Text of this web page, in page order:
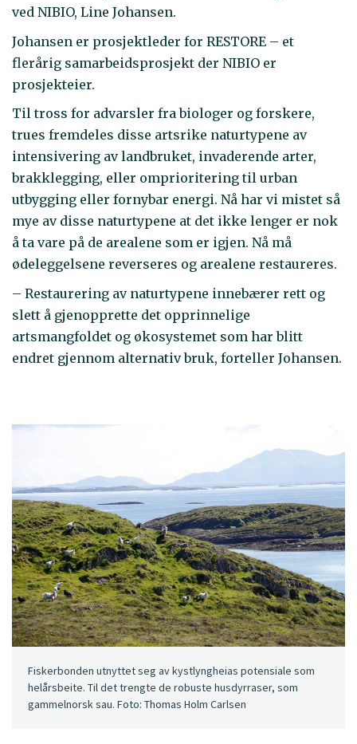
ved NIBIO, Line Johansen.
Johansen er prosjektleder for RESTORE – et
flerårig samarbeidsprosjekt der NIBIO er
prosjekteier.
Til tross for advarsler fra biologer og forskere,
trues fremdeles disse artsrike naturtypene av
intensivering av landbruket, invaderende arter,
brakklegging, eller omprioritering til urban
utbygging eller fornybar energi. Nå har vi mistet så
mye av disse naturtypene at det ikke lenger er nok
å ta vare på de arealene som er igjen. Nå må
ødeleggelsene reverseres og arealene restaureres.
– Restaurering av naturtypene innebærer rett og
slett å gjenopprette det opprinnelige
artsmangfoldet og økosystemet som har blitt
endret gjennom alternativ bruk, forteller Johansen.
Fiskerbonden utnyttet seg av kystlyngheias potensiale som
helårsbeite. Til det trengte de robuste husdyrraser, som
gammelnorsk sau. Foto: Thomas Holm Carlsen